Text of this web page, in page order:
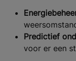
Predictief
voor er een